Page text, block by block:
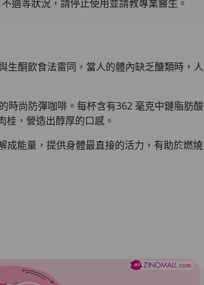
適等狀況，請停止使用並請教專業醫生。
酮飲食法雷同，當人的體內缺乏醣類時，
時尚防彈咖啡。每杯含有362 毫克中鏈脂肪
，營造出醇厚的口感。
能量，提供身體最直接的活力，有助於燃